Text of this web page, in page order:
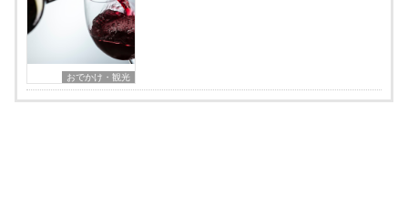
おでかけ・観光